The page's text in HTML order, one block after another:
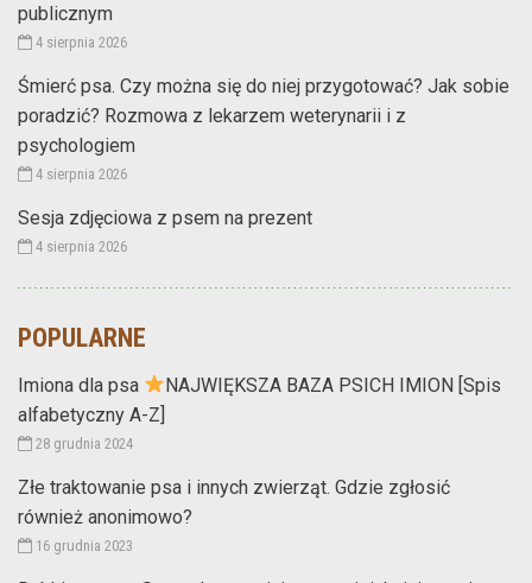
publicznym
4 sierpnia 2026
Śmierć psa. Czy można się do niej przygotować? Jak sobie
poradzić? Rozmowa z lekarzem weterynarii i z
psychologiem
4 sierpnia 2026
Sesja zdjęciowa z psem na prezent
4 sierpnia 2026
POPULARNE
Imiona dla psa
NAJWIĘKSZA BAZA PSICH IMION [Spis
alfabetyczny A-Z]
28 grudnia 2024
Złe traktowanie psa i innych zwierząt. Gdzie zgłosić
również anonimowo?
16 grudnia 2023